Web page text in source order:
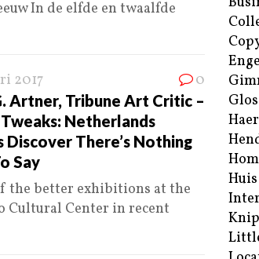
In de elfde en twaalfde
2017 0
Artner, Tribune Art Critic –
Netherlands
There’s Nothing
Say
the better exhibitions at the
Cultural Center in recent